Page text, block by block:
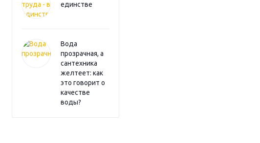
единстве
Вода
прозрачная, а
сантехника
желтеет: как
это говорит о
качестве
воды?